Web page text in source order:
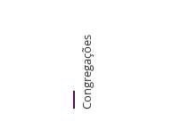
Congregações